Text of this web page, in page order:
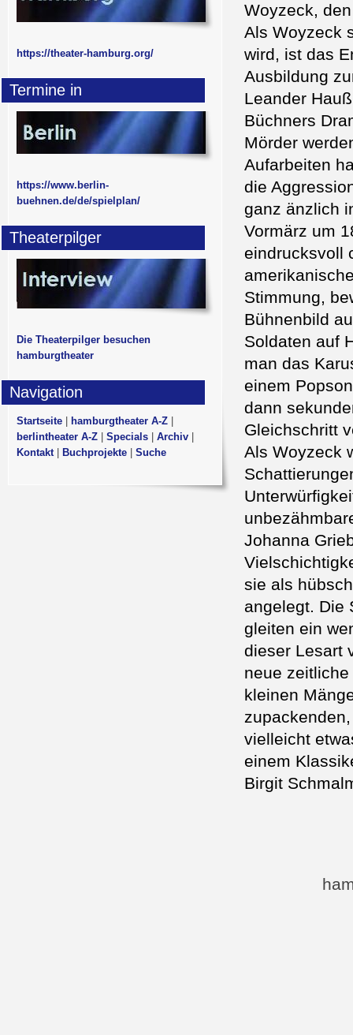
Woyzeck,
Als Woyzeck
wird, ist das
Ausbildung
Leander
Büchners
Mörder
Aufarbeiten
die
ganz änzlich
Vormärz um
eindrucksvoll
Stimmung,
Bühnenbild
Soldaten auf
man das
einem
dann
Gleichschritt
Als Woyzeck
Johanna
sie als
angelegt. Die
gleiten ein
dieser Lesart
neue
kleinen
vielleicht
einem
Birgit
https://theater-hamburg.org/
Termine in
https://www.berlin-
buehnen.de/de/spielplan/
Theaterpilger
Die Theaterpilger besuchen
hamburgtheater
Navigation
Startseite hamburgtheater A-Z
berlintheater A-Z
Specials Archiv
Kontakt| Buchprojekte Suche